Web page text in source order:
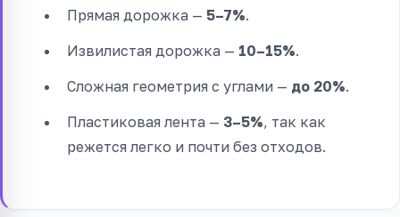
Прямая дорожка — 5–7%.
Извилистая дорожка — 10–15%.
Сложная геометрия с углами — до 20%.
Пластиковая лента — 3–5%, так как
режется легко и почти без отходов.